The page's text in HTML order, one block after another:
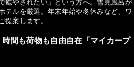
癒やされたい」という方へ。雪見風呂が
テルを厳選。年末年始や冬休みなど、ワ
提案します。
間も荷物も自由自在「マイカープ